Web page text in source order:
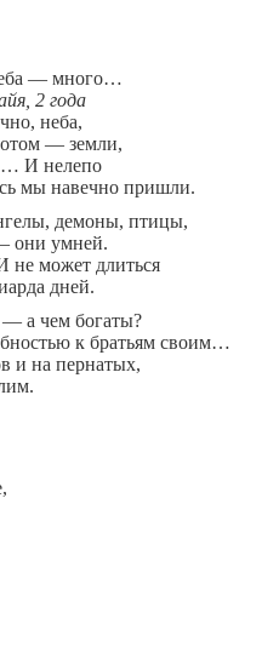
неба,
— земли,
И нелепо
мы навечно пришли.
демоны, птицы,
они умней.
не может длиться
дней.
а чем богаты?
к братьям своим…
и на пернатых,